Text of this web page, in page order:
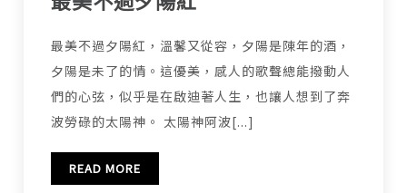
最美不過夕陽紅，溫馨又從容，夕陽是陳年的酒，
夕陽是未了的情。這優美，感人的歌聲總能撥動人
們的心弦，似乎是在啟迪著人生，也讓人想到了奔
波勞碌的太陽神。 太陽神阿波[...]
READ MORE